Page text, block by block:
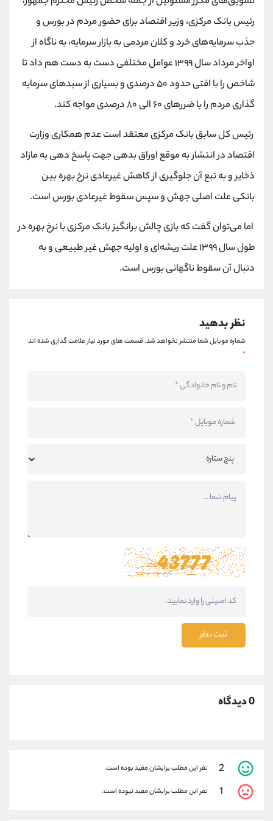
رئیس بانک مرکزی، وزیر اقتصاد برای حضور مردم در بورس و
جذب سرمایه‌های خرد و کلان مردمی به بازار سرمایه، به ناگاه از
اواخر مرداد سال ۱۳۹۹ عوامل مختلفی دست به دست هم داد تا
شاخص را با افتی حدود ۵۰ درصدی و بسیاری از سبدهای سرمایه
گذاری مردم را با ضررهای ۶۰ الی ۸۰ درصدی مواجه کند.
رئیس کل سابق بانک مرکزی معتقد است عدم همکاری وزارت
اقتصاد در انتشار به موقع اوراق بدهی جهت پاسخ دهی به مازاد
ذخایر و به تبع آن جلوگیری از کاهش غیرعادی نرخ بهره بین
بانکی علت اصلی جهش و سپس سقوط غیرعادی بورس است.
اما می‌توان گفت که بازی چالش برانگیز بانک مرکزی با نرخ بهره در
طول سال ۱۳۹۹ علت ریشه‌ای و اولیه جهش غیر طبیعی و به
دنبال آن سقوط ناگهانی بورس است.
نظر بدهید
شماره موبایل شما منتشر نخواهد شد.قسمت های مورد نیاز علامت گذاری شده اند
*
ثبت نظر
0 دیدگاه
2 نفر این مطلب برایشان مفید بوده است.
1 نفر این مطلب برایشان مفید نبوده است.
کانال بله @alirezamehrabi_official